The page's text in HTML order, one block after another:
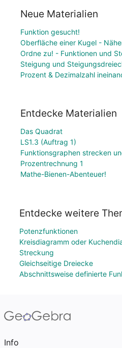
Neue Materialien
Funktion gesucht!
Oberfläche einer Kugel -
Ordne zu! - Funktionen und
Steigung und
Prozent & Dezimalzahl
Entdecke Materialien
Das Quadrat
LS1.3 (Auftrag 1)
Funktionsgraphen strecken
Prozentrechnung 1
Mathe-Bienen-Abenteuer!
Entdecke weitere
Potenzfunktionen
Kreisdiagramm oder
Streckung
Gleichseitige Dreiecke
Abschnittsweise definierte
Info